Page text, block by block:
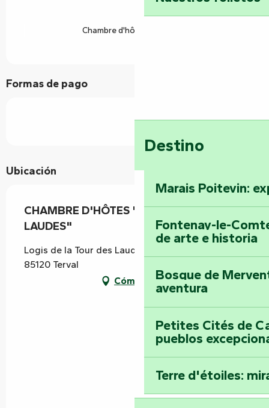
Destino
Marais Poitevin:
Fontenay-le-
de arte e historia
Bosque de
aventura
Petites Cités de
pueblos
Terre d'étoiles:
Chambre d'hôtes référence
Formas de pago
Ubicación
CHAMBRE D'HÔTES "LA TOUR DES
LAUDES"
Logis de la Tour des Laudes, 14 rue de la Tour,
85120 Terval
Cómo llegar